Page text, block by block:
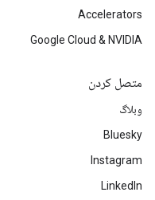
Accelerators
Google Cloud & NVIDIA
متصل کردن
وبلاگ
Bluesky
Instagram
LinkedIn